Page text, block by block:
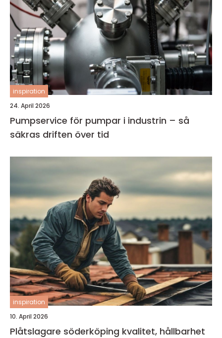
inspiration
24. April 2026
Pumpservice för pumpar i industrin – så
säkras driften över tid
inspiration
10. April 2026
Plåtslagare söderköping kvalitet, hållbarhet